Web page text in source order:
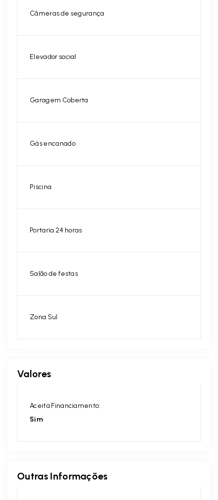
Câmeras de segurança
Elevador social
Garagem Coberta
Gás encanado
Piscina
Portaria 24 horas
Salão de festas
Zona Sul
Valores
Aceita Financiamento:
Sim
Outras Informações